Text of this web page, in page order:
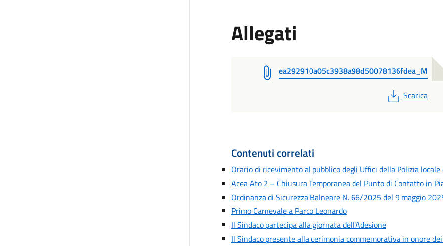
Allegati
ea292910a05c3938a98d50078136fdea_M
PDF
Scarica
Contenuti correlati
Orario di ricevimento al pubblico degli Uffici della Polizia locale
Acea Ato 2 – Chiusura Temporanea del Punto di Contatto in
Ordinanza di Sicurezza Balneare N. 66/2025 del 9 maggio
Primo Carnevale a Parco Leonardo
Il Sindaco partecipa alla giornata dell'Adesione
Il Sindaco presente alla cerimonia commemorativa in onore